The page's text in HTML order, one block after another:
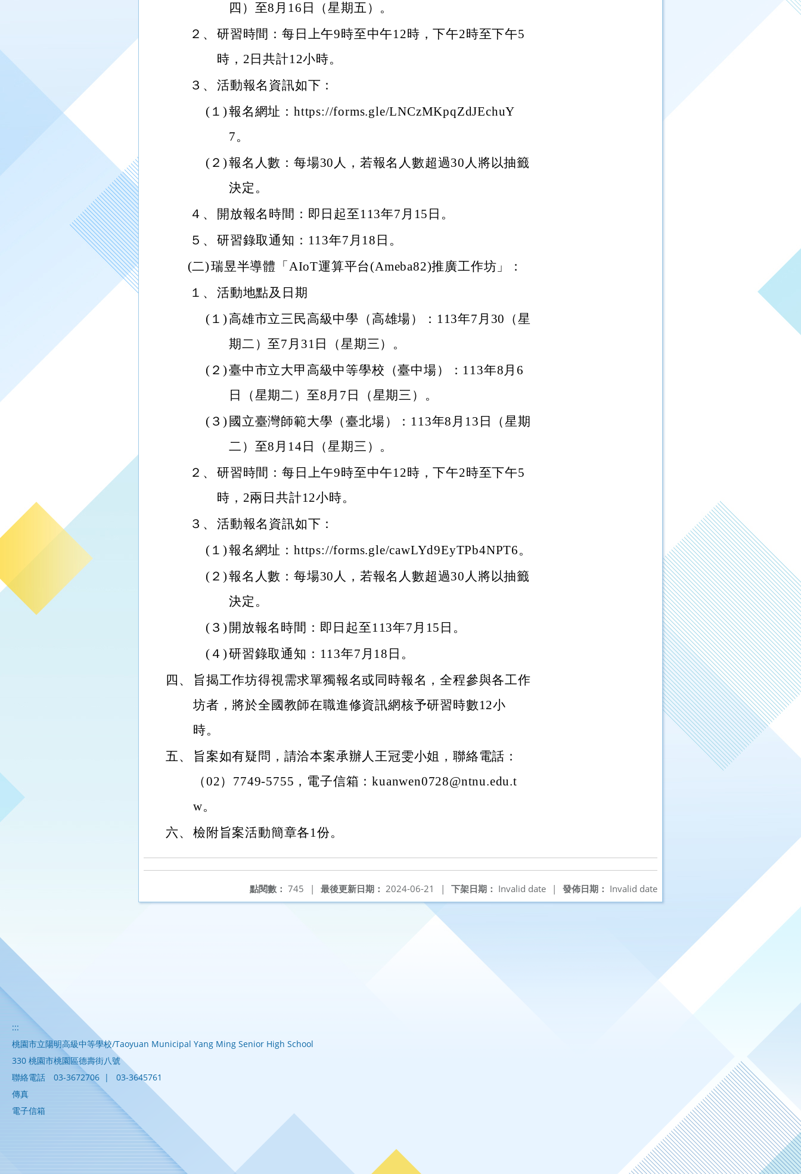
四）至8月16日（星期五）。
２、 研習時間：每日上午9時至中午12時，下午2時至下午5
時，2日共計12小時。
３、 活動報名資訊如下：
(１)報名網址：https://forms.gle/LNCzMKpqZdJEchuY
7。
(２)報名人數：每場30人，若報名人數超過30人將以抽籤
決定。
４、
開放報名時間：即日起至113年7月15日。
５、 研習錄取通知：113年7月18日。
(二)瑞昱半導體「AIoT運算平台(Ameba82)推廣工作坊」：
１、 活動地點及日期
(１) 高雄市立三民高級中學（高雄場）：113年7月30（星
期二）至7月31日（星期三）。
(２)臺中市立大甲高級中等學校（臺中場）：113年8月6
日（星期二）至8月7日（星期三）。
(３) 國立臺灣師範大學（臺北場）：113年8月13日（星期
二）至8月14日（星期三）。
２、 研習時間：每日上午9時至中午12時，下午2時至下午5
時，2兩日共計12小時。
３、 活動報名資訊如下：
(１)報名網址：https://forms.gle/cawLYd9EyTPb4NPT6。
(２)報名人數：每場30人，若報名人數超過30人將以抽籤
決定。
(３) 開放報名時間：即日起至113年7月15日。
(４)研習錄取通知：113年7月18日。
四、
旨揭工作坊得視需求單獨報名或同時報名，全程參與各工作
坊者，將於全國教師在職進修資訊網核予研習時數12小
時。
五、
旨案如有疑問，請洽本案承辦人王冠雯小姐，聯絡電話：
（02）7749-5755，電子信箱：kuanwen0728@ntnu.edu.t
w。
六、 檢附旨案活動簡章各1份。
發佈日期： Invalid date
下架日期： Invalid date |
最後更新日期： 2024-06-21 |
點閱數： 745 |
:::
桃園市立陽明高級中等學校/Taoyuan Municipal Yang Ming Senior High School
330 桃園市桃園區德壽街八號
聯絡電話
03-3672706 |
03-3645761
傳真
電子信箱